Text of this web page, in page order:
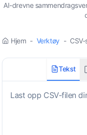
AI-drevne
Hjem - Verktøy -
Tekst